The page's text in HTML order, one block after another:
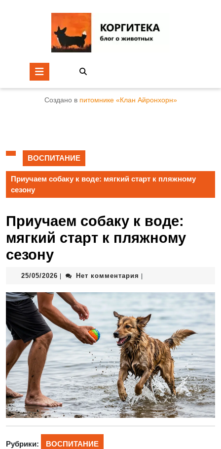
Создано в питомнике «Клан Айронхорн»
ВОСПИТАНИЕ
Приучаем собаку к воде: мягкий старт к пляжному
сезону
Приучаем собаку к воде:
мягкий старт к пляжному
сезону
25/05/2026 Нет комментария
Рубрики: ВОСПИТАНИЕ